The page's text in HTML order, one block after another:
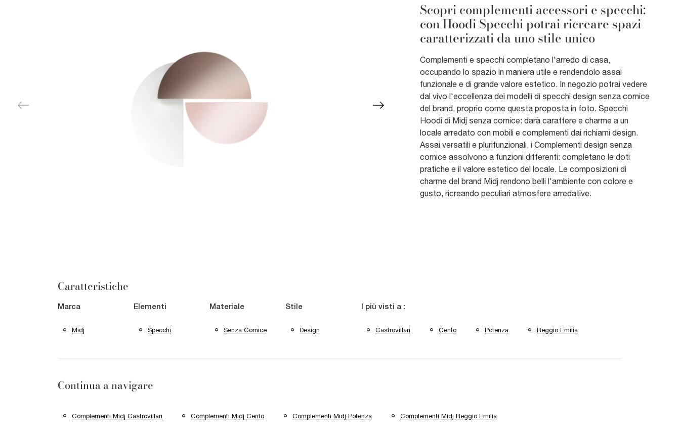
Scopri complementi accessori e specchi:
con Hoodi Specchi potrai ricreare spazi
caratterizzati da uno stile unico
Complementi e specchi completano l'arredo di casa,
occupando lo spazio in maniera utile e rendendolo assai
funzionale e di grande valore estetico. In negozio potrai vedere
dal vivo l'eccellenza dei modelli di specchi design senza cornice
del brand, proprio come questa proposta in foto. Specchi
Hoodi di Midj senza cornice: darà carattere e charme a un
locale arredato con mobili e complementi dai richiami design.
Assai versatili e plurifunzionali, i Complementi design senza
cornice assolvono a funzioni differenti: completano le doti
pratiche e il valore estetico del locale. Le composizioni di
charme del brand Midj rendono belli l'ambiente con colore e
gusto, ricreando peculiari atmosfere arredative.
Caratteristiche
Marca
Midj
Elementi
Specchi
Materiale
Senza Cornice
Stile
Design
I più visti a :
Castrovillari Cento Potenza Reggio Emilia
Continua a navigare
Complementi Midj Castrovillari Complementi Midj Cento Complementi Midj Potenza Complementi Midj Reggio Emilia